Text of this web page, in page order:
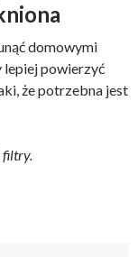
domowymi
lepiej powierzyć
że potrzebna jest
filtry.